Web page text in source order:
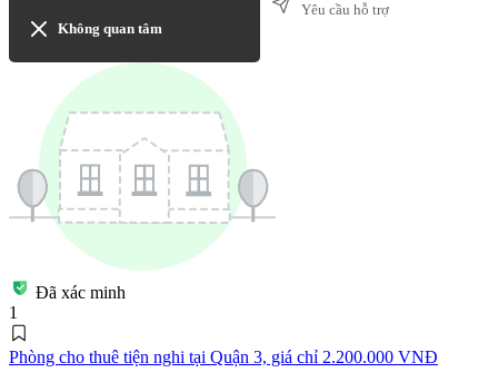
Không quan tâm
Yêu cầu hỗ trợ
Đã xác minh
1
Phòng cho thuê tiện nghi tại Quận 3, giá chỉ 2.200.000 VNĐ